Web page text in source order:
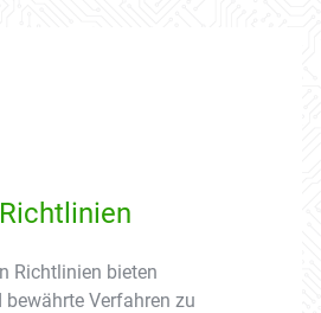
Richtlinien bieten
Verfahren zu